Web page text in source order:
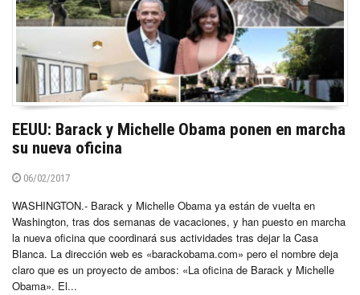
EEUU: Barack y Michelle Obama ponen en marcha
su nueva oficina
06/02/2017
WASHINGTON.- Barack y Michelle Obama ya están de vuelta en
Washington, tras dos semanas de vacaciones, y han puesto en marcha
la nueva oficina que coordinará sus actividades tras dejar la Casa
Blanca. La dirección web es «barackobama.com» pero el nombre deja
claro que es un proyecto de ambos: «La oficina de Barack y Michelle
Obama». El...